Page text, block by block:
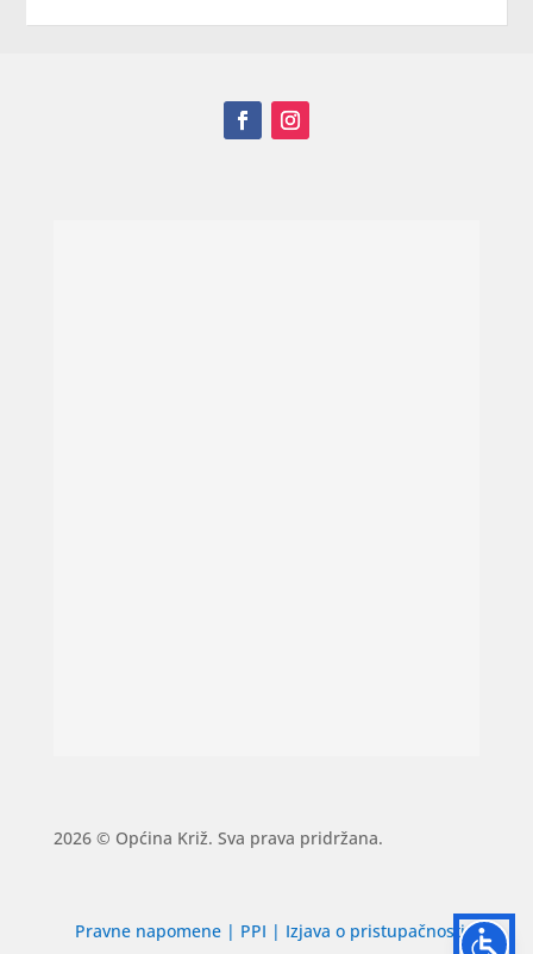
2026 © Općina Križ. Sva prava pridržana.
Pravne napomene | PPI | Izjava o pristupačnosti|